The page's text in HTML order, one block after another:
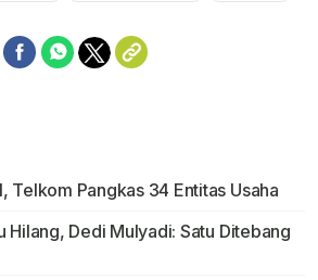
Telkom Pangkas 34 Entitas Usaha
Hilang, Dedi Mulyadi: Satu Ditebang